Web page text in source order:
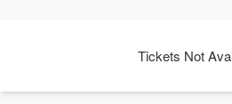
Tickets Not